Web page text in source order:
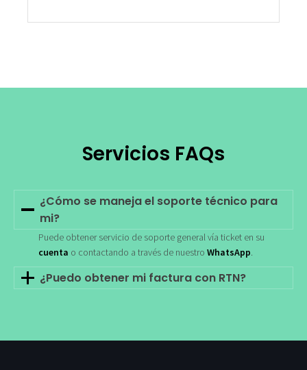
Servicios FAQs
¿Cómo se maneja el soporte técnico para
mi?
Puede obtener servicio de soporte general vía ticket en su
cuenta o contactando a través de nuestro WhatsApp.
¿Puedo obtener mi factura con RTN?